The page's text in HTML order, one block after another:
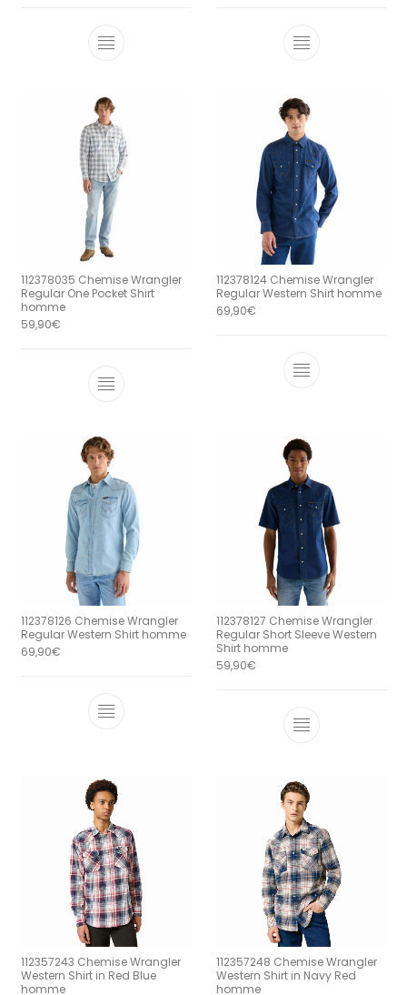
Ce produit a plusieurs variations.
Ce produit a
112378035 Chemise Wrangler
Regular One Pocket Shirt
homme
59,90€
Ce produit a plusieurs variations.
112378124 Chemise Wrangler
Regular Western Shirt homme
69,90€
Ce produit a
112378126 Chemise Wrangler
Regular Western Shirt homme
69,90€
Ce produit a plusieurs variations.
112378127 Chemise Wrangler
Regular Short Sleeve Western
Shirt homme
59,90€
Ce produit a
112357243 Chemise Wrangler
Western Shirt in Red Blue
homme
112357248 Chemise Wrangler
Western Shirt in Navy Red
homme